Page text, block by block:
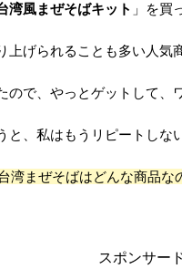
湾風まぜそばキット 」を買
上げられることも多い人気
ので、やっとゲットして、
と、私はもうリピートしな
湾まぜそばはどんな商品
スポンサー